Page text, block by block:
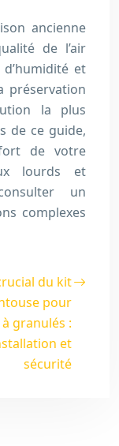
ancienne
de l’air
et
préservation
la plus
de ce guide,
de votre
lourds et
un
complexes
du kit
pour
granulés :
et
sécurité